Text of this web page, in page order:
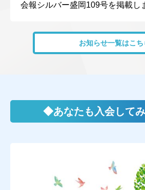
会報シルバー盛岡109号を掲載し
お知らせ一覧はこち
◆あなたも入会して